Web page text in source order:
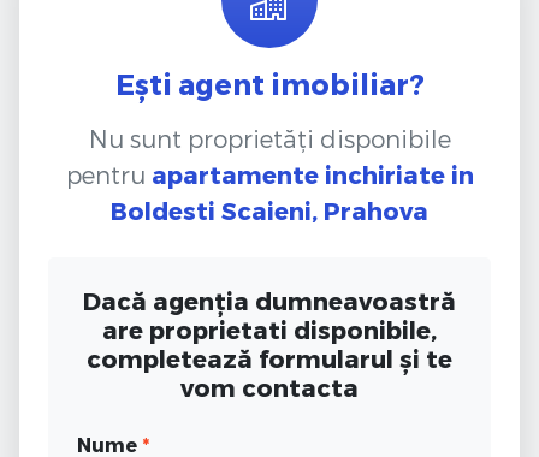
Ești agent imobiliar?
Nu sunt proprietăți disponibile
pentru apartamente inchiriate in
Boldesti Scaieni, Prahova
Dacă agenția dumneavoastră
are proprietati disponibile,
completează formularul și te
vom contacta
Nume *